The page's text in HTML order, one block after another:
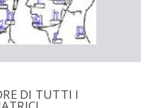
DI TUTTI I